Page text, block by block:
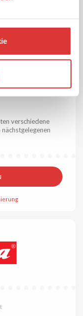
verschiedene